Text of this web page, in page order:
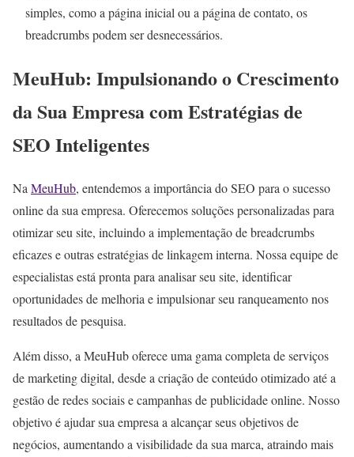
simples, como a página inicial ou a página de contato, os
breadcrumbs podem ser desnecessários.
MeuHub: Impulsionando o Crescimento
da Sua Empresa com Estratégias de
SEO Inteligentes
NaMeuHub, entendemos a importância do SEO para o sucesso
online da sua empresa. Oferecemos soluções personalizadas para
otimizar seu site, incluindo a implementação de breadcrumbs
eficazes e outras estratégias de linkagem interna. Nossa equipe de
especialistas está pronta para analisar seu site, identificar
oportunidades de melhoria e impulsionar seu ranqueamento nos
resultados de pesquisa.
Além disso, a MeuHub oferece uma gama completa de serviços
de marketing digital, desde a criação de conteúdo otimizado até a
gestão de redes sociais e campanhas de publicidade online. Nosso
objetivo é ajudar sua empresa a alcançar seus objetivos de
negócios, aumentando a visibilidade da sua marca, atraindo mais